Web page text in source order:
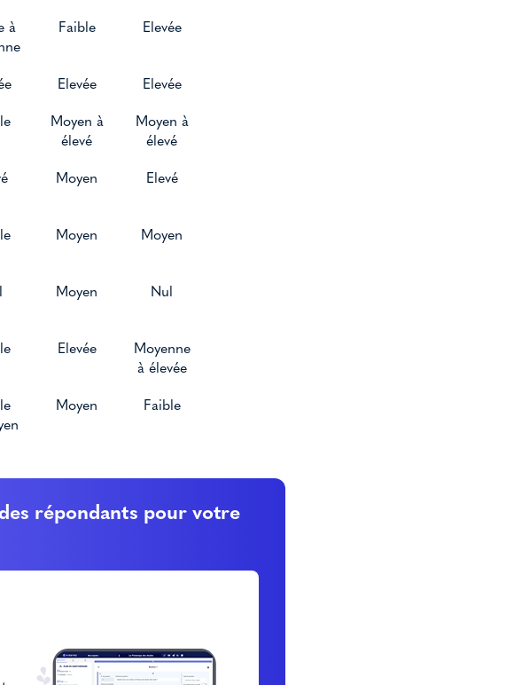
à
Faible Elevée
Elevée Elevée
Moyen à
élevé
Moyen à
élevé
Moyen Elevé
Moyen Moyen
Moyen Nul
Elevée
Moyenne
à élevée
Moyen Faible
répondants pour votre